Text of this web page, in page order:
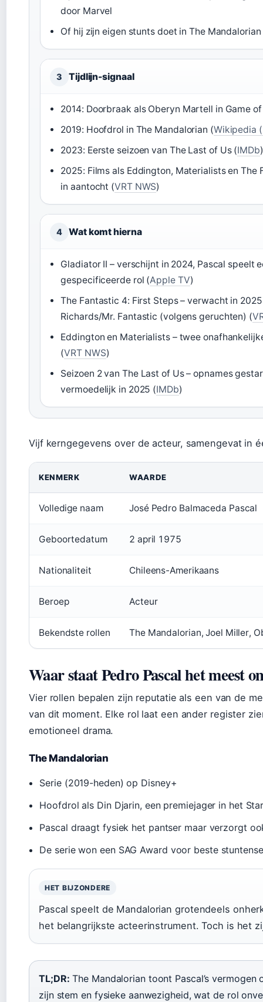
door Marvel
Of hij zijn eigen stunts doet in The Mandalorian
3 Tijdlijn-signaal
2014: Doorbraak als Oberyn Martell in Game
2019: Hoofdrol in The Mandalorian (Wikipedia
2023: Eerste seizoen van The Last of Us (IMDb)
2025: Films als Eddington, Materialists en The
in aantocht (VRT NWS)
4 Wat komt hierna
Gladiator II – verschijnt in 2024, Pascal speelt
gespecificeerde rol (Apple TV)
The Fantastic 4: First Steps – verwacht in
Richards/Mr. Fantastic (volgens geruchten) (
Eddington en Materialists – twee
(VRT NWS)
Seizoen 2 van The Last of Us – opnames
vermoedelijk in 2025 (IMDb)
Vijf kerngegevens over de acteur, samengevat in
KENMERK WAARDE
Volledige naam José Pedro Balmaceda Pascal
Geboortedatum 2 april 1975
Nationaliteit Chileens-Amerikaans
Beroep Acteur
Bekendste rollen The Mandalorian, Joel Miller,
Waar staat Pedro Pascal het meest
Vier rollen bepalen zijn reputatie als een van de
van dit moment. Elke rol laat een ander register
emotioneel drama.
The Mandalorian
Serie (2019-heden) op Disney+
Hoofdrol als Din Djarin, een premiejager in het
Pascal draagt fysiek het pantser maar verzorgt
De serie won een SAG Award voor beste
HET BIJZONDERE
Pascal speelt de Mandalorian grotendeels
het belangrijkste acteerinstrument. Toch is het
TL;DR: The Mandalorian toont Pascal’s vermogen
zijn stem en fysieke aanwezigheid, wat de rol